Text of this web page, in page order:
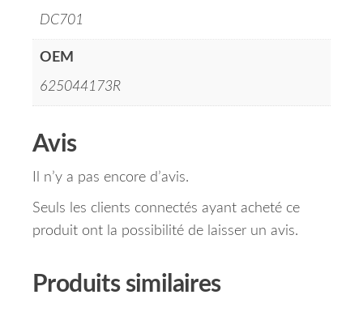
DC701
OEM
625044173R
Avis
Il n’y a pas encore d’avis.
Seuls les clients connectés ayant acheté ce
produit ont la possibilité de laisser un avis.
Produits similaires